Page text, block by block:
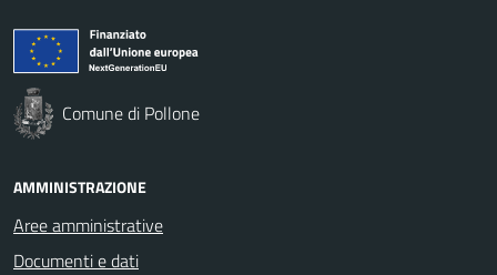
Comune di Pollone
AMMINISTRAZIONE
Aree amministrative
Documenti e dati